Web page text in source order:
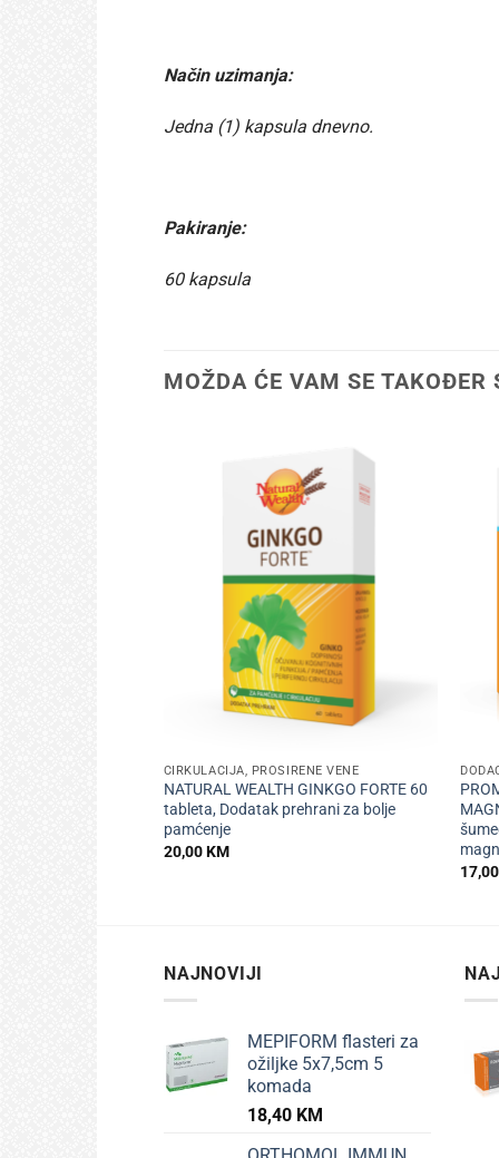
Način uzimanja:
Jedna (1) kapsula dnevno.
Pakiranje:
60 kapsula
MOŽDA ĆE VAM SE
CIRKULACIJA, PROŠIRENE VENE
NATURAL WEALTH GINKGO FORTE 60
tableta, Dodatak prehrani za bolje
pamćenje
20,00KM
NAJNOVIJI
MEPIFORM flasteri za
ožiljke 5x7,5cm 5
komada
18,40 KM